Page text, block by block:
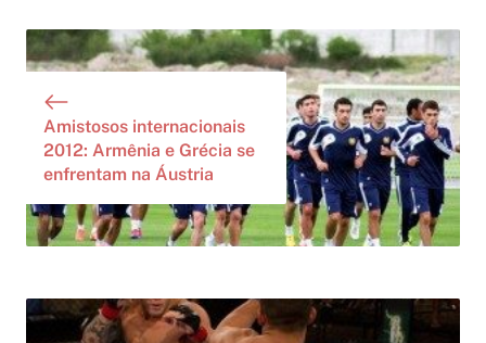
Amistosos internacionais
2012: Armênia e Grécia se
enfrentam na Áustria